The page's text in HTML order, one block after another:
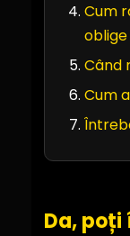
Cum
Când
Cum
Da,